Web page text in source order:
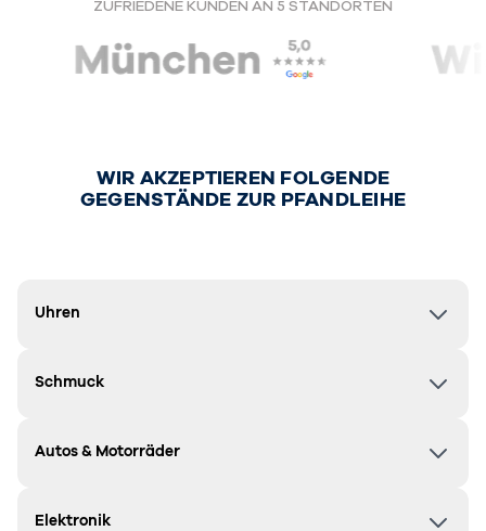
ZUFRIEDENE KUNDEN AN 5 STANDORTEN
WIR AKZEPTIEREN FOLGENDE
GEGENSTÄNDE ZUR PFANDLEIHE
Uhren
Schmuck
Autos & Motorräder
Elektronik